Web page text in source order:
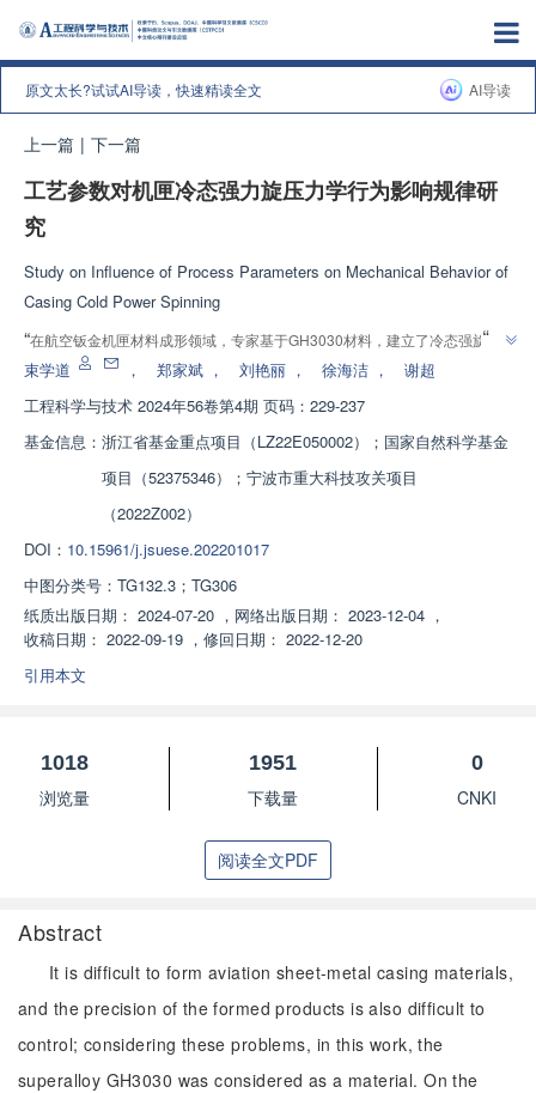
原文太长?试试AI导读，快速精读全文 AI导读
上一篇 | 下一篇
工艺参数对机匣冷态强力旋压力学行为影响规律研
究
Study on Influence of Process Parameters on Mechanical Behavior of
Casing Cold Power Spinning
“在航空钣金机匣材料成形领域，专家基于GH3030材料，建立了冷态强旋仿
真模型，探索了旋压参数对成形回弹与载荷的影响规律，为精确成形提供理论
”
束学道 ， 郑家斌 ， 刘艳丽 ， 徐海洁 ，
谢超
工程科学与技术 2024年56卷第4期 页码：229-237
基金信息： 浙江省基金重点项目（LZ22E050002）；国家自然科学基金
项目（52375346）；宁波市重大科技攻关项目
（2022Z002）
DOI： 10.15961/j.jsuese.202201017
中图分类号： TG132.3；TG306
纸质出版日期： 2024-07-20 ， 网络出版日期： 2023-12-04 ，
收稿日期： 2022-09-19 ， 修回日期： 2022-12-20
引用本文
1018
浏览量
1951
下载量
0
CNKI
阅读全文PDF
Abstract
It is difficult to form aviation sheet-metal casing materials,
and the precision of the formed products is also difficult to
control; considering these problems, in this work, the
superalloy GH3030 was considered as a material. On the